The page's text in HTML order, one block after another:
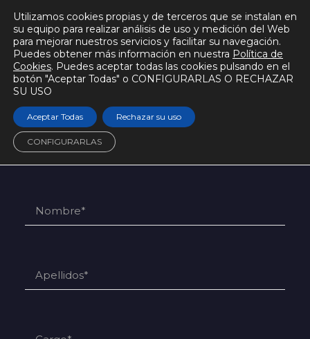
Si quieres recibir más información sobre
este proyecto, envíanos tu consulta
Utilizamos cookies propias y de terceros que se instalan en
su equipo para realizar análisis de uso y medición del Web
para mejorar nuestros servicios y facilitar su navegación.
Puedes obtener más información en nuestra Política de
Cookies. Puedes aceptar todas las cookies pulsando en el
botón "Aceptar Todas" o CONFIGURARLAS O RECHAZAR
SU USO
Aceptar Todas Rechazar su uso
CONFIGURARLAS